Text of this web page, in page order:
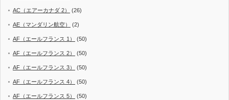
AC（エアーカナダ 2） (26)
AE（マンダリン航空） (2)
AF（エールフランス 1） (50)
AF（エールフランス 2） (50)
AF（エールフランス 3） (50)
AF（エールフランス 4） (50)
AF（エールフランス 5） (50)